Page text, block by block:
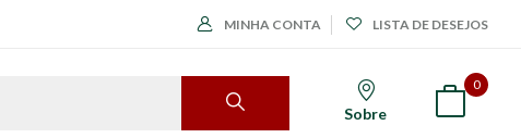
MINHA CONTA LISTA DE DESEJOS
Sobre
0